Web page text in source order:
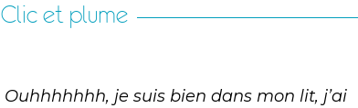
Clic et plume
Ouhhhhhhh, je suis bien dans mon lit, j’ai